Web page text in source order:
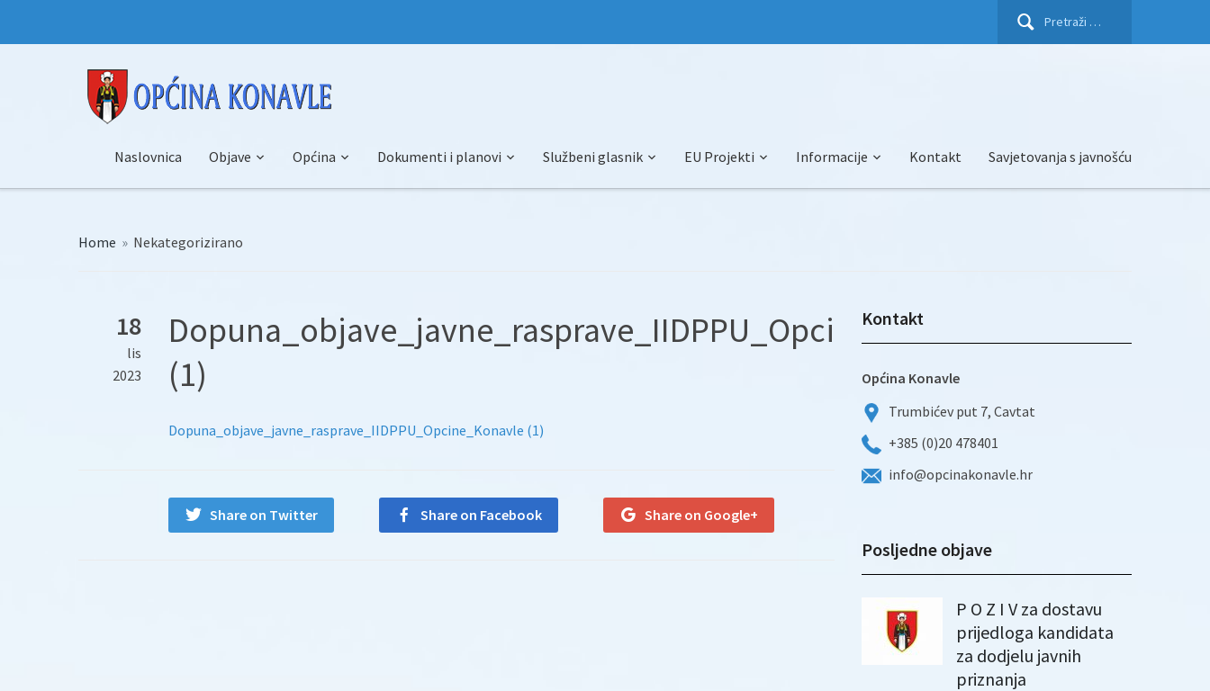
Pretraži:
Naslovnica Objave Općina Dokumenti i planovi Službeni glasnik EU Projekti Informacije Kontakt Savjetovanja s javnošću
Home » Nekategorizirano
18
lis
2023
Dopuna_objave_javne_rasprave_IIDPPU_Opcine_Konavle
(1)
Dopuna_objave_javne_rasprave_IIDPPU_Opcine_Konavle (1)
Share on Twitter Share on Facebook Share on Google+
Kontakt
Općina Konavle
Trumbićev put 7, Cavtat
+385 (0)20 478401
info@opcinakonavle.hr
Posljedne objave
P O Z I V za dostavu
prijedloga kandidata
za dodjelu javnih
priznanja